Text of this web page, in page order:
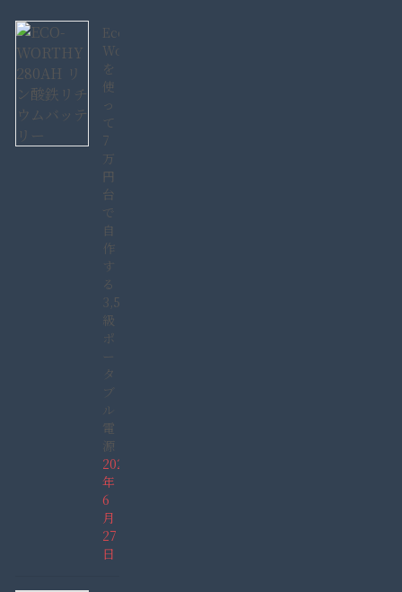
Eco-
Worthy280AH
を
使
っ
て
7
万
円
台
で
自
作
す
る
3,584Wh
級
ポ
ー
タ
ブ
ル
電
源
2026
年
6
月
27
日